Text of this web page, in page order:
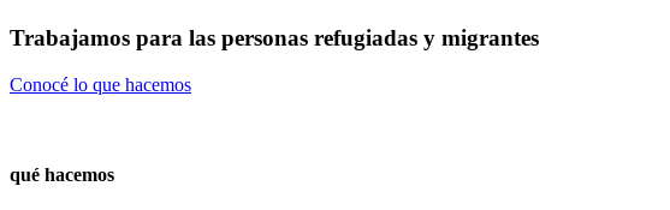
Trabajamos para las personas refugiadas y migrantes
Conocé lo que hacemos
qué hacemos